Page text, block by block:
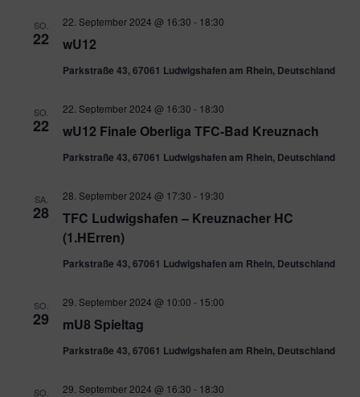
SO.
22 wU12
22. September 2024 @ 16:30 - 18:30
Parkstraße 43, 67061 Ludwigshafen am Rhein, Deutschland
SO.
22 wU12 Finale Oberliga TFC-Bad Kreuznach
22. September 2024 @ 16:30 - 18:30
Parkstraße 43, 67061 Ludwigshafen am Rhein, Deutschland
SA.
28
TFC Ludwigshafen – Kreuznacher HC
(1.HErren)
28. September 2024 @ 17:30 - 19:30
Parkstraße 43, 67061 Ludwigshafen am Rhein, Deutschland
SO.
29 mU8 Spieltag
29. September 2024 @ 10:00 - 15:00
Parkstraße 43, 67061 Ludwigshafen am Rhein, Deutschland
SO. 29. September 2024 @ 16:30 - 18:30